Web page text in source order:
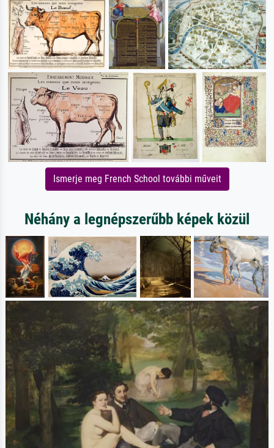
Ismerje meg French School további műveit
Néhány a legnépszerűbb képek közül